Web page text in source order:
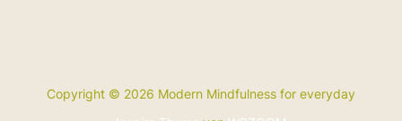
Copyright © 2026 Modern Mindfulness for everyday